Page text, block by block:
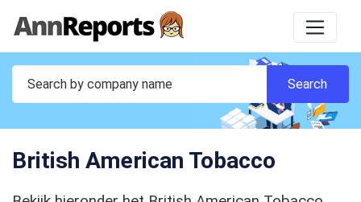
British American Tobacco